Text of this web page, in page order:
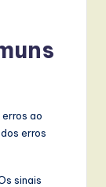
ao
erros
sinais